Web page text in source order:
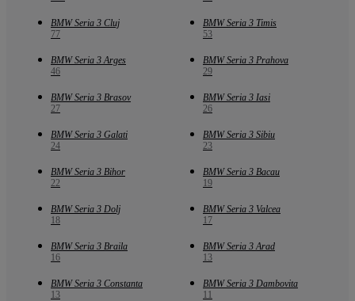
BMW Seria 3 Cluj
77
BMW Seria 3 Timis
53
BMW Seria 3 Arges
46
BMW Seria 3 Prahova
29
BMW Seria 3 Brasov
27
BMW Seria 3 Iasi
26
BMW Seria 3 Galati
24
BMW Seria 3 Sibiu
23
BMW Seria 3 Bihor
22
BMW Seria 3 Bacau
19
BMW Seria 3 Dolj
18
BMW Seria 3 Valcea
17
BMW Seria 3 Braila
16
BMW Seria 3 Arad
13
BMW Seria 3 Constanta
13
BMW Seria 3 Dambovita
11